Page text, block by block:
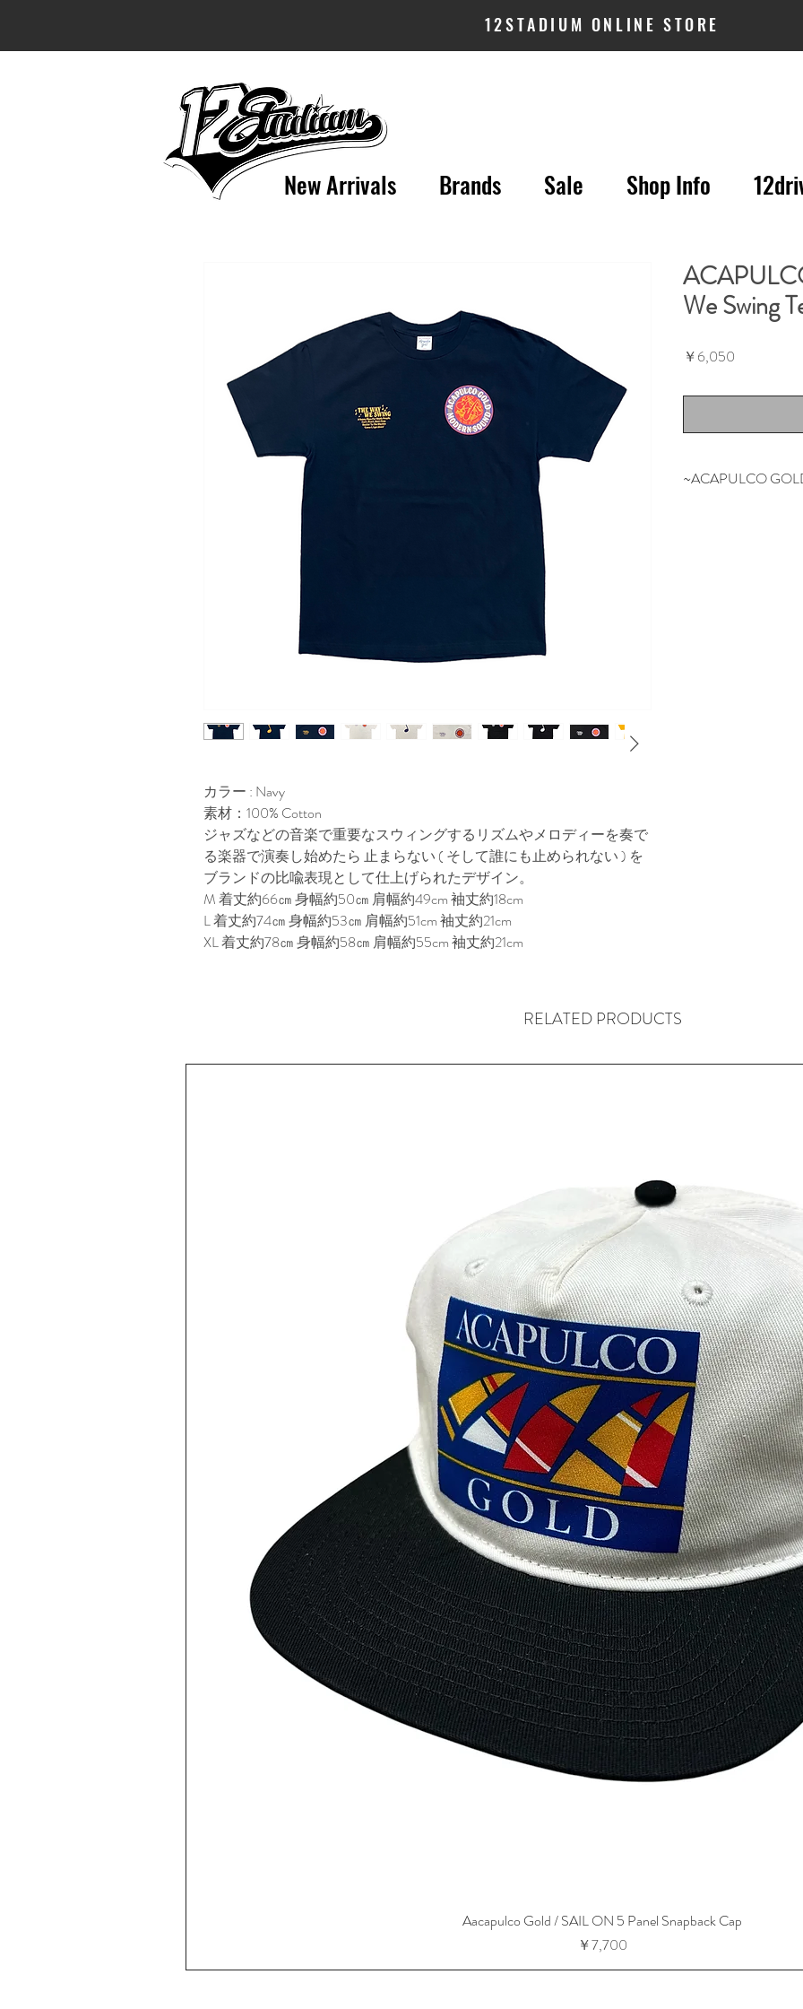
12STADIUM ONLINE STORE
New Arrivals Brands Sale Shop Info
カラー : Navy
素材：100% Cotton
ジャズなどの音楽で重要なスウィングするリズムやメロディーを奏で
る楽器で演奏し始めたら 止まらない ( そして誰にも止められない ) を
ブランドの比喩表現として仕上げられたデザイン。
M 着丈約66㎝ 身幅約50㎝ 肩幅約49cm 袖丈約18cm
L 着丈約74㎝ 身幅約53㎝ 肩幅約51cm 袖丈約21cm
XL 着丈約78㎝ 身幅約58㎝ 肩幅約55cm 袖丈約21cm
We Swing
￥6,050
~ACAPULCO
RELATED PRODUCTS
Aacapulco Gold / SAIL ON 5 Panel Snapback Cap
価格
￥7,700